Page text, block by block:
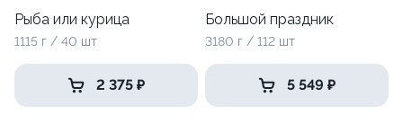
Рыба или курица
1115 г / 40 шт
2 375 ₽
Большой праздник
3180 г / 112 шт
5 549 ₽